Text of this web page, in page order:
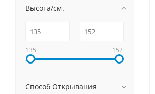
Высота/см.
135 152
Способ Открывания